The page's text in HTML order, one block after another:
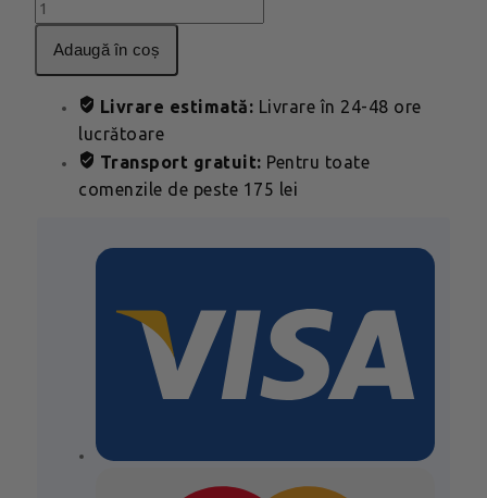
adaugă în coș
Livrare estimată: Livrare în 24-48 ore
lucrătoare
Transport gratuit: Pentru toate
comenzile de peste 175 lei